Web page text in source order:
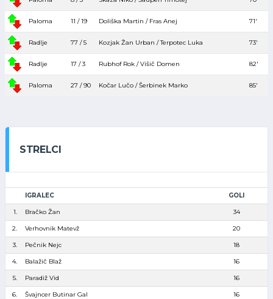
Paloma 11 / 19 Doliška Martin / Fras Anej 71′
Radlje 77 / 5 Kozjak Žan Urban / Terpotec Luka 73′
Radlje 17 / 3 Rubhof Rok / Višič Domen 82′
Paloma 27 / 90 Kočar Lučo / Šerbinek Marko 85′
STRELCI
IGRALEC GOLI
1. Bračko Žan 34
2. Verhovnik Matevž 20
3. Pečnik Nejc 18
4. Balažič Blaž 16
5. Paradiž Vid 16
6. Švajncer Butinar Gal 16